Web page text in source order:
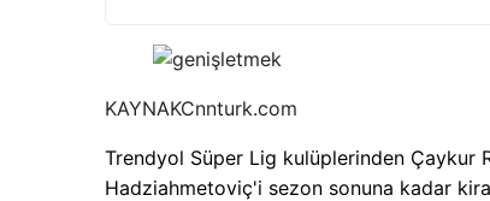
KAYNAKCnnturk.com
Trendyol Süper Lig kulüplerinden Çaykur
Hadziahmetoviç'i sezon sonuna kadar